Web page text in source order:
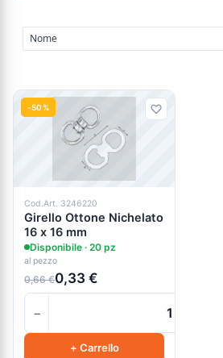
Prodotti
-50%
Cod.Art. 3246220
Girello Ottone Nichelato
16 x 16 mm
Disponibile · 20 pz
al pezzo
0,66 €0,33 €
−
+ Carrello